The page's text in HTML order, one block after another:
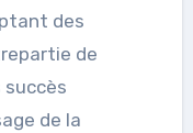
des
de
succès
de la